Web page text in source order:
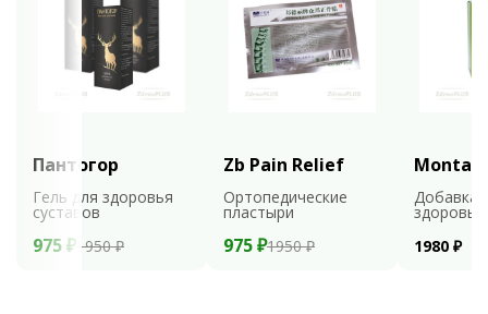
Пантогор
Гель для здоровья
суставов
975 ₽ 1950 ₽
Zb Pain Relief
Ортопедические
пластыри
975 ₽1950 ₽
Добавка
здоровья
1980 ₽